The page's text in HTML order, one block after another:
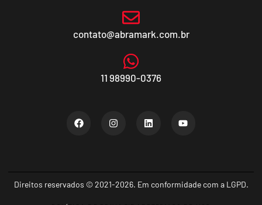
contato@abramark.com.br
11 98990-0376
Direitos reservados © 2021-2026. Em conformidade com a LGPD.